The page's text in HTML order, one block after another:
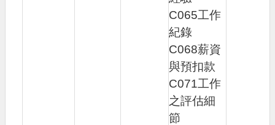
C065工作
紀錄
C068薪資
與預扣款
C071工作
之評估細
節